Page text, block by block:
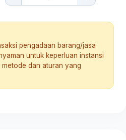
pengadaan barang/jasa
untuk keperluan instansi
dan aturan yang